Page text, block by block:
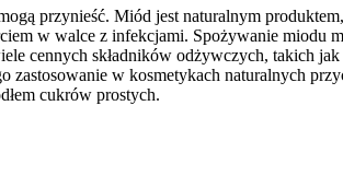
przynieść. Miód jest naturalnym
w walce z infekcjami. Spożywanie miodu
cennych składników odżywczych, takich
w kosmetykach naturalnych
cukrów prostych.